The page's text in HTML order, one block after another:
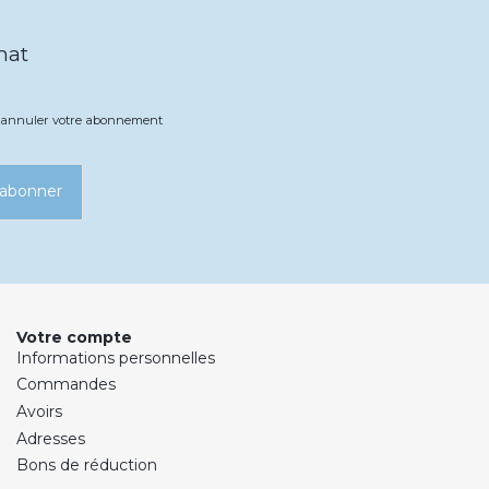
annuler votre abonnement
Votre compte
Informations personnelles
Commandes
Avoirs
Adresses
Bons de réduction